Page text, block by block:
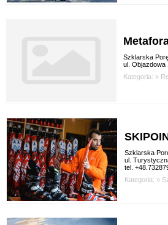
Szklarska
ul. Objazdowa
Kategoria: »
Szklarska
ul.
tel.
Kategoria: »